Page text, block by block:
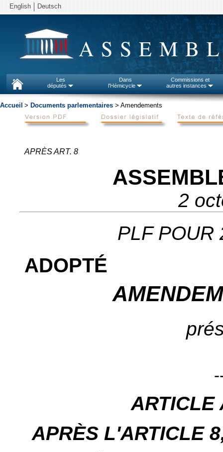
English Deutsch
Les
députés
Dans
l'Hémicycle
Commissions et
autres instances
Accueil > Documents parlementaires > Amendements
APRÈS ART. 8
2
PLF POUR
ADOPTÉ
ARTICLE
APRÈS L'ARTICLE